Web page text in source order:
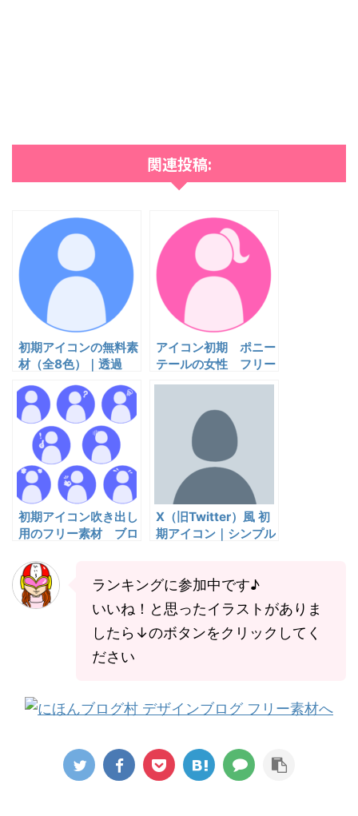
関連投稿:
初期アイコンの無料素
材（全8色）｜透過
PNG・商用利用
OK【ブログ・SNS
に】
アイコン初期 ポニー
テールの女性 フリー
素材
初期アイコン吹き出し
用のフリー素材 ブロ
X（旧Twitter）風 初
期アイコン｜シンプル
ランキングに参加中です♪
いいね！と思ったイラストがありま
したら↓のボタンをクリックしてく
ださい